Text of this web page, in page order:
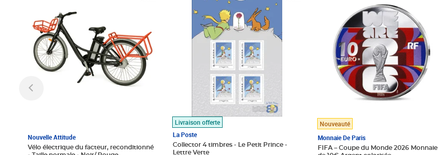
Nouvelle Attitude
Vélo électrique du facteur, reconditionné
Livraison offerte
La Poste
Collector 4 timbres - Le Petit Prince -
Lettre Verte
Nouveauté
Monnaie De Paris
FIFA – Coupe du Monde 2026 Monnaie